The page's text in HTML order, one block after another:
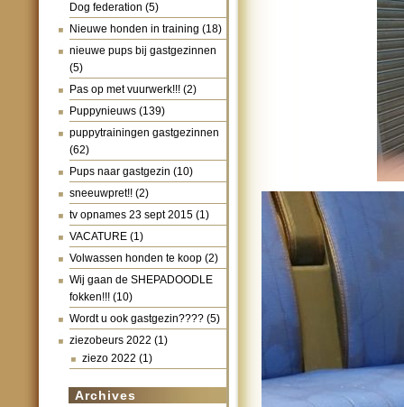
Dog federation (5)
Nieuwe honden in training (18)
nieuwe pups bij gastgezinnen
(5)
Pas op met vuurwerk!!! (2)
Puppynieuws (139)
puppytrainingen gastgezinnen
(62)
Pups naar gastgezin (10)
sneeuwpret!! (2)
tv opnames 23 sept 2015 (1)
VACATURE (1)
Volwassen honden te koop (2)
Wij gaan de SHEPADOODLE
fokken!!! (10)
Wordt u ook gastgezin???? (5)
ziezobeurs 2022 (1)
ziezo 2022 (1)
Archives